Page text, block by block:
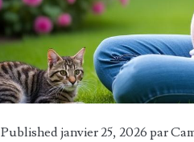
Published janvier 25, 2026 par